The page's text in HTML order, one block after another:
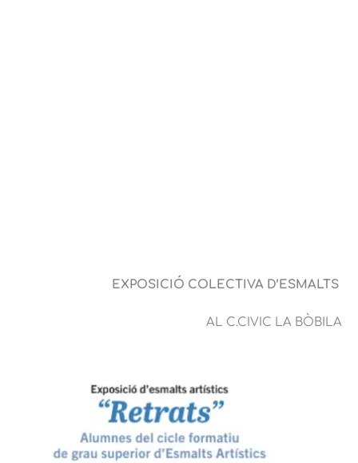
EXPOSICIÓ COLECTIVA D’ESMALTS
AL C.CIVIC LA BÒBILA